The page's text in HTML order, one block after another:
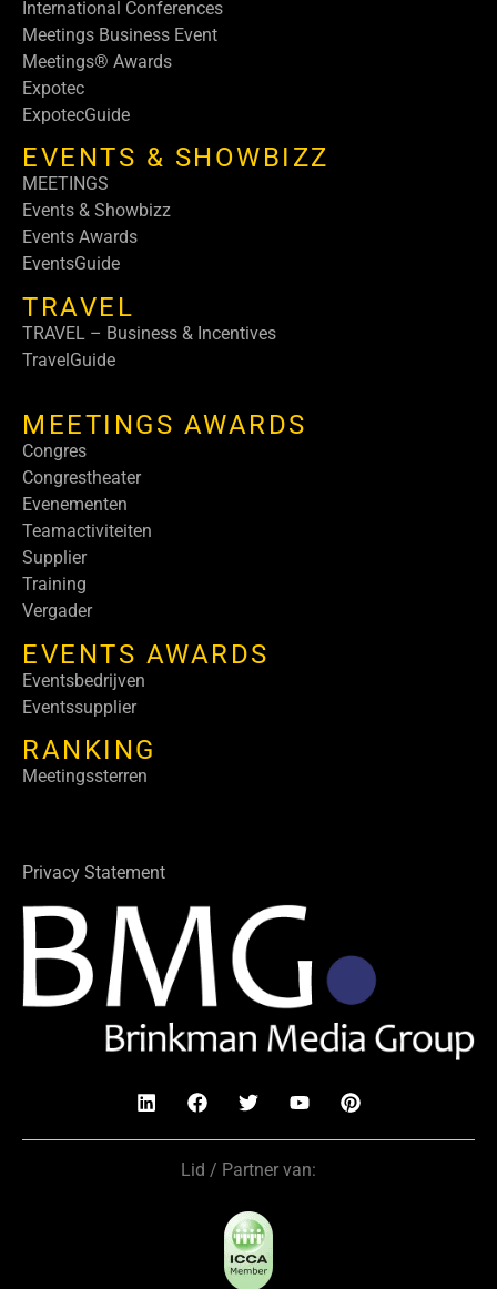
International Conferences
Meetings Business Event
Meetings® Awards
Expotec
ExpotecGuide
EVENTS & SHOWBIZZ
MEETINGS
Events & Showbizz
Events Awards
EventsGuide
TRAVEL
TRAVEL – Business & Incentives
TravelGuide
MEETINGS AWARDS
Congres
Congrestheater
Evenementen
Teamactiviteiten
Supplier
Training
Vergader
EVENTS AWARDS
Eventsbedrijven
Eventssupplier
RANKING
Meetingssterren
Privacy Statement
Lid / Partner van: